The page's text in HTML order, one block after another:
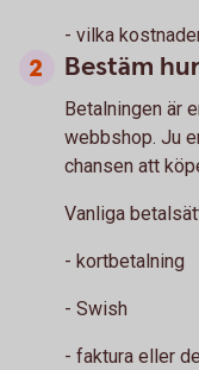
- vilka
Bestäm
Betalningen är
webbshop. Ju
chansen att
Vanliga
- kortbetalning
- Swish
- faktura eller